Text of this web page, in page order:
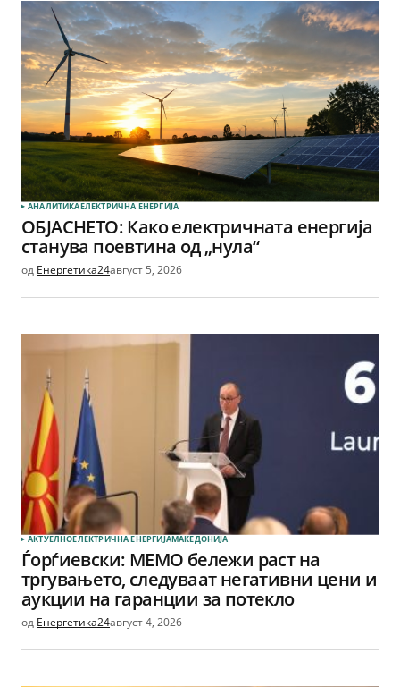
АНАЛИТИКАЕЛЕКТРИЧНА ЕНЕРГИЈА
ОБЈАСНЕТО: Како електричната енергија
станува поевтина од „нула“
од Енергетика24август 5, 2026
АКТУЕЛНОЕЛЕКТРИЧНА ЕНЕРГИЈАМАКЕДОНИЈА
Ѓорѓиевски: МЕМО бележи раст на
тргувањето, следуваат негативни цени и
аукции на гаранции за потекло
од Енергетика24август 4, 2026